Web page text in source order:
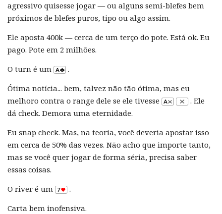
agressivo quisesse jogar — ou alguns semi-blefes bem
próximos de blefes puros, tipo ou algo assim.
Ele aposta 400k — cerca de um terço do pote. Está ok. Eu
pago. Pote em 2 milhões.
O turn é um
.
Ótima notícia... bem, talvez não tão ótima, mas eu
melhoro contra o range dele se ele tivesse
. Ele
dá check. Demora uma eternidade.
Eu snap check. Mas, na teoria, você deveria apostar isso
em cerca de 50% das vezes. Não acho que importe tanto,
mas se você quer jogar de forma séria, precisa saber
essas coisas.
O river é um
.
Carta bem inofensiva.